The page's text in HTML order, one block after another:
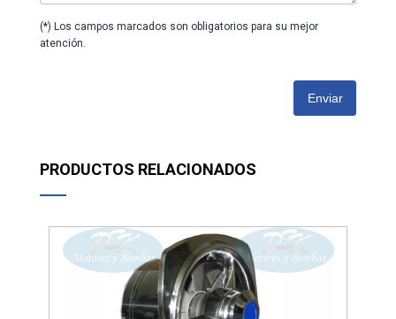
(*) Los campos marcados son obligatorios para su mejor
atención.
Enviar
PRODUCTOS RELACIONADOS